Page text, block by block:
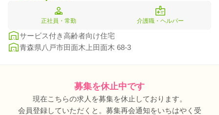
正社員・常勤 介護職・ヘルパー
サービス付き高齢者向け住宅
青森県八戸市田面木上田面木 68-3
募集を休止中です
現在こちらの求人を募集を休止しております。
会員登録していただくと。募集再会通知をいちはやく受